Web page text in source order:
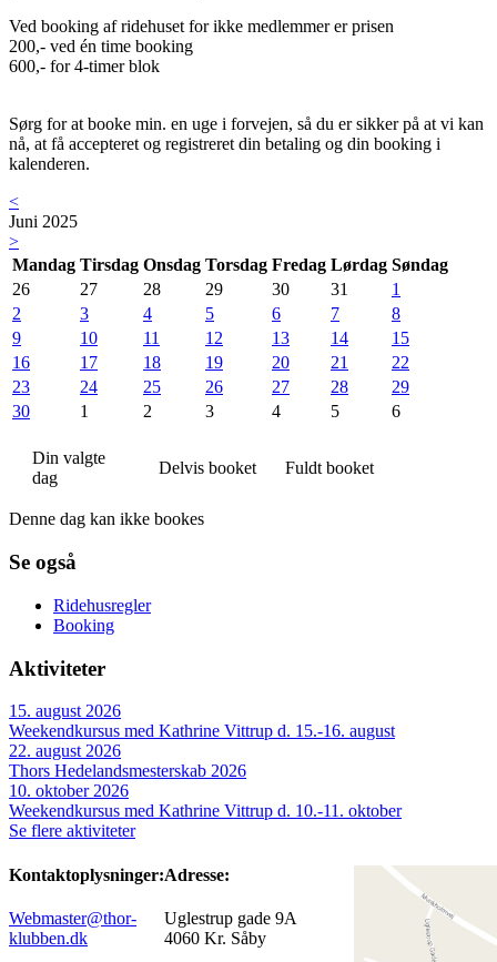
Ved booking af ridehuset for ikke medlemmer er prisen
200,- ved én time booking
600,- for 4-timer blok
Sørg for at booke min. en uge i forvejen, så du er sikker på at vi kan
nå, at få accepteret og registreret din betaling og din booking i
kalenderen.
<
Juni 2025
>
Mandag Tirsdag Onsdag Torsdag Fredag Lørdag Søndag
26
27 28 29 30 31
1
2
3 4 5 6 7
8
9
10 11 12 13 14
15
16
17 18 19 20 21
22
23
24 25 26 27 28
29
30
1 2 3 4 5 6
Din valgte
dag
Delvis booket Fuldt booket
Denne dag kan ikke bookes
Se også
Ridehusregler
Booking
Aktiviteter
15. august 2026
Weekendkursus med Kathrine Vittrup d. 15.-16. august
22. august 2026
Thors Hedelandsmesterskab 2026
10. oktober 2026
Weekendkursus med Kathrine Vittrup d. 10.-11. oktober
Se flere aktiviteter
Kontaktoplysninger:
Webmaster@thor-
klubben.dk
Adresse:
Uglestrup gade 9A
4060 Kr. Såby